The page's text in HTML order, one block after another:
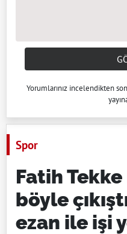
Yorumlarınız incelendikten
Spor
Fatih
böyle
ezan ile işi